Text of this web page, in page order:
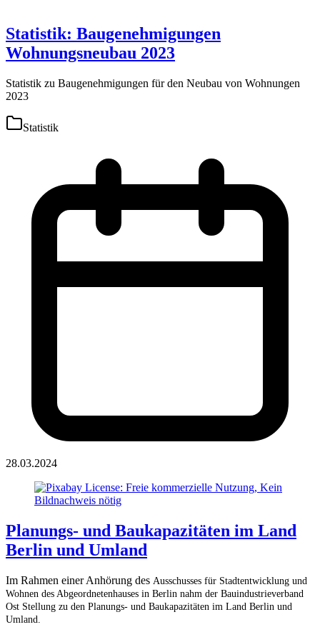
Statistik: Baugenehmigungen
Wohnungsneubau 2023
Statistik zu Baugenehmigungen für den Neubau von Wohnungen
2023
Statistik
28.03.2024
Planungs- und Baukapazitäten im Land
Berlin und Umland
Im Rahmen einer Anhörung des Ausschusses für Stadtentwicklung und
Wohnen des Abgeordnetenhauses in Berlin nahm der Bauindustrieverband
Ost Stellung zu den Planungs- und Baukapazitäten im Land Berlin und
Umland.